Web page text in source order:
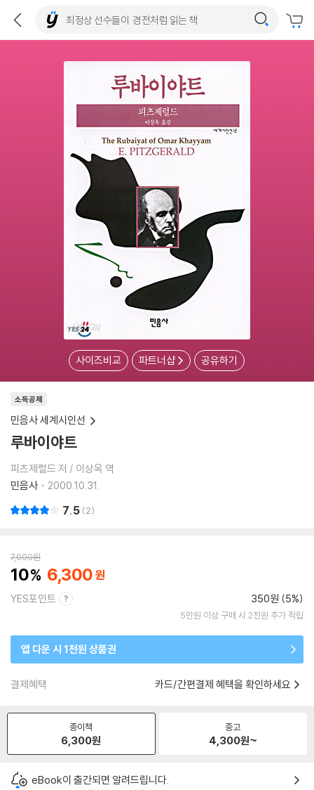
사이즈비교 파트너샵 공유하기
소득공제
민음사 세계시인선
루바이야트
피츠제럴드 저 / 이상옥 역
민음사
2000.10.31.
7.5 2
7,000원
10 6,300
YES포인트 350원 (5%)
5만원 이상 구매 시 2천원 추가 적립
앱 다운 시 1천원 상품권
결제혜택 카드/간편결제 혜택을 확인하세요
종이책
6,300원
중고
4,300원~
eBook이 출간되면 알려드립니다.